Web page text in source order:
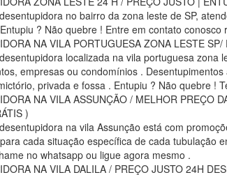
no bairro da zona leste de SP,
? Não quebre ! Entre em contato
NA VILA PORTUGUESA ZONA LESTE
localizada na vila portuguesa zona
empresas ou condomínios .
privada e fossa . Entupiu ? Não quebre !
NA VILA ASSUNÇÃO / MELHOR PREÇO
)
na vila Assunção está com
cada situação específica de cada tubulação
no whatsapp ou ligue agora mesmo .
NA VILA DALILA / PREÇO JUSTO 24H